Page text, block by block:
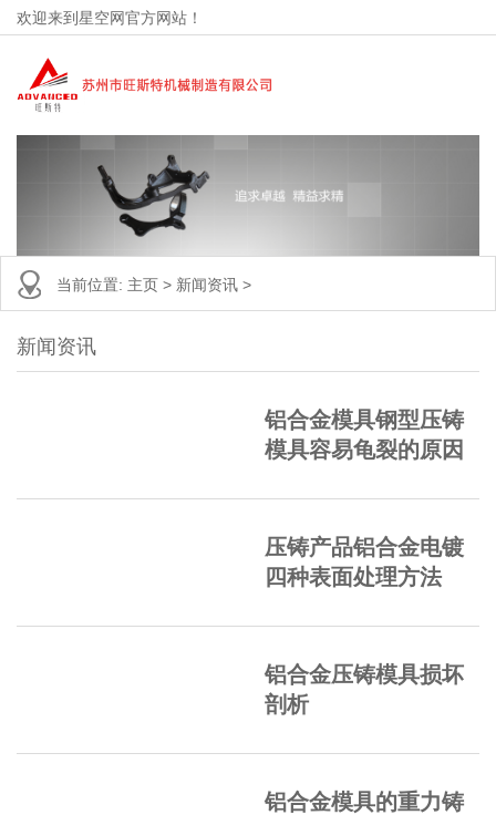
欢迎来到星空网官方网站！
当前位置: 主页 > 新闻资讯 >
新闻资讯
铝合金模具钢型压铸
模具容易龟裂的原因
压铸产品铝合金电镀
四种表面处理方法
铝合金压铸模具损坏
剖析
铝合金模具的重力铸